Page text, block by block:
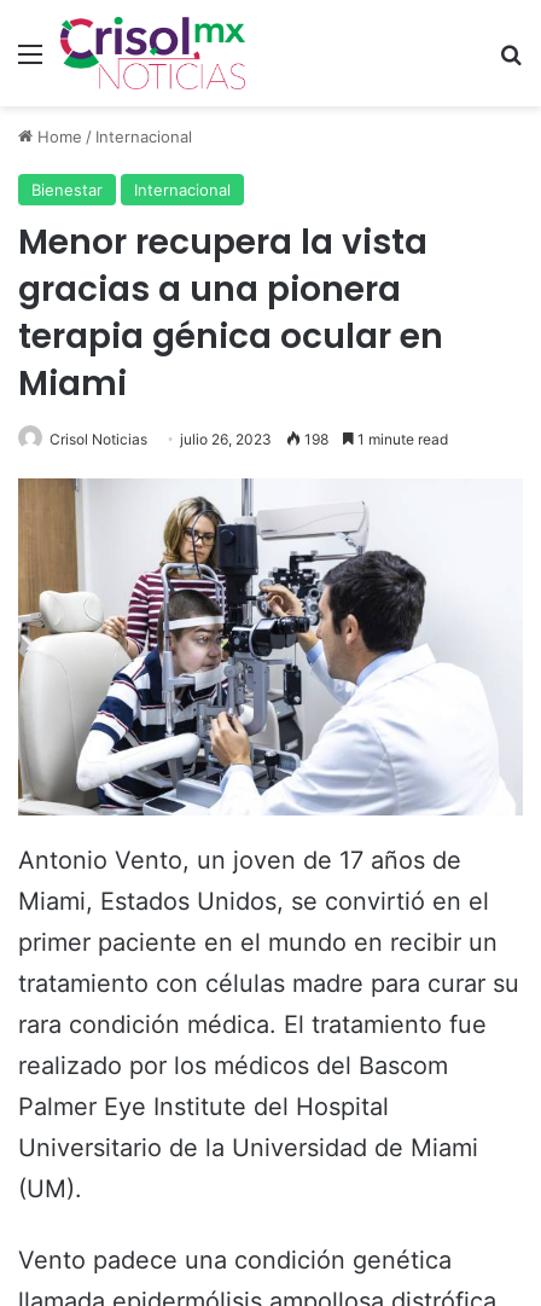
Menu
Home / Internacional
Bienestar Internacional
Menor recupera la vista
gracias a una pionera
terapia génica ocular en
Miami
Crisol Noticias julio 26, 2023 198 1 minute read
Antonio Vento, un joven de 17 años de
Miami, Estados Unidos, se convirtió en el
primer paciente en el mundo en recibir un
tratamiento con células madre para curar su
rara condición médica. El tratamiento fue
realizado por los médicos del Bascom
Palmer Eye Institute del Hospital
Universitario de la Universidad de Miami
(UM).
Vento padece una condición genética